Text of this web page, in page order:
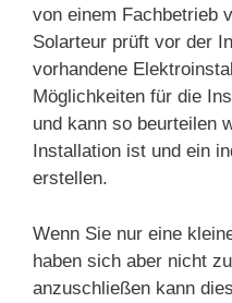
von einem Fachbetrieb
Solarteur prüft vor der
vorhandene
Möglichkeiten für die
und kann so beurteilen
Installation ist und ein
erstellen.
Wenn Sie nur eine
haben sich aber nicht
anzuschließen kann